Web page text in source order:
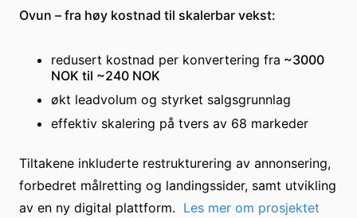
Ovun – fra høy kostnad til skalerbar vekst:
redusert kostnad per konvertering fra ~3000
NOK til ~240 NOK
økt leadvolum og styrket salgsgrunnlag
effektiv skalering på tvers av 68 markeder
Tiltakene inkluderte restrukturering av annonsering,
forbedret målretting og landingssider, samt utvikling
av en ny digital plattform. Les mer om prosjektet